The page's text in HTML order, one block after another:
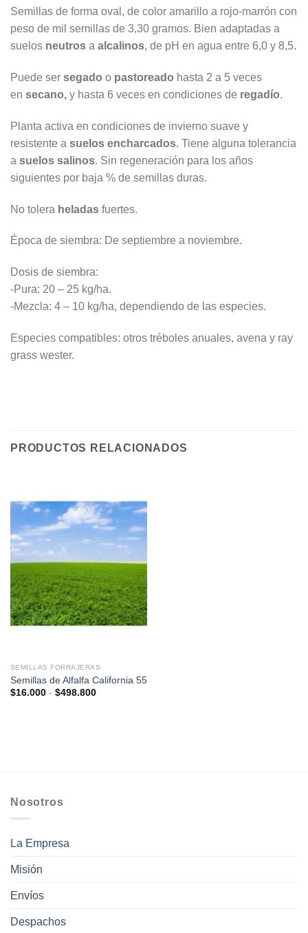
Semillas de forma oval, de color amarillo a rojo-marrón con
peso de mil semillas de 3,30 gramos. Bien adaptadas a
suelos neutros a alcalinos, de pH en agua entre 6,0 y 8,5.
Puede ser segado o pastoreado hasta 2 a 5 veces
en secano, y hasta 6 veces en condiciones de regadío.
Planta activa en condiciones de invierno suave y
resistente a suelos encharcados. Tiene alguna tolerancia
a suelos salinos. Sin regeneración para los años
siguientes por baja % de semillas duras.
No tolera heladas fuertes.
Época de siembra: De septiembre a noviembre.
Dosis de siembra:
-Pura: 20 – 25 kg/ha.
-Mezcla: 4 – 10 kg/ha, dependiendo de las especies.
Especies compatibles: otros tréboles anuales, avena y ray
grass wester.
PRODUCTOS RELACIONADOS
SEMILLAS FORRAJERAS
Semillas de Alfalfa California 55
$16.000 - $498.800Rango
Nosotros
La Empresa
Misión
Envíos
Despachos